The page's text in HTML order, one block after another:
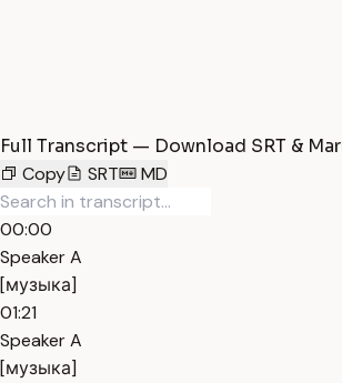
Full Transcript — Download SRT &
Copy
SRT MD
00:00
Speaker A
[музыка]
01:21
Speaker A
[музыка]